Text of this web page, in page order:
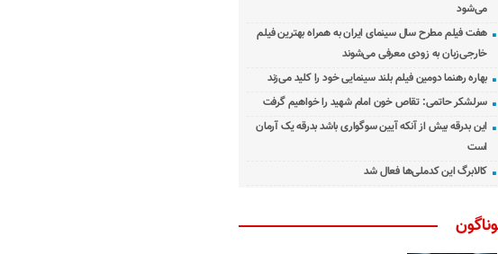
می‌شود
هفت فیلم مطرح سال سینمای ایران به همراه بهترین فیلم
خارجی‌زبان به زودی معرفی می‌شوند
بهاره رهنما دومین فیلم بلند سینمایی خود را کلید می‌زند
سرلشکر حاتمی: تقاص خون امام شهید را خواهیم گرفت
این بدرقه بیش از آنکه آیین سوگواری باشد بدرقه یک آرمان
است
کالابرگ این کدملی‌ها فعال شد